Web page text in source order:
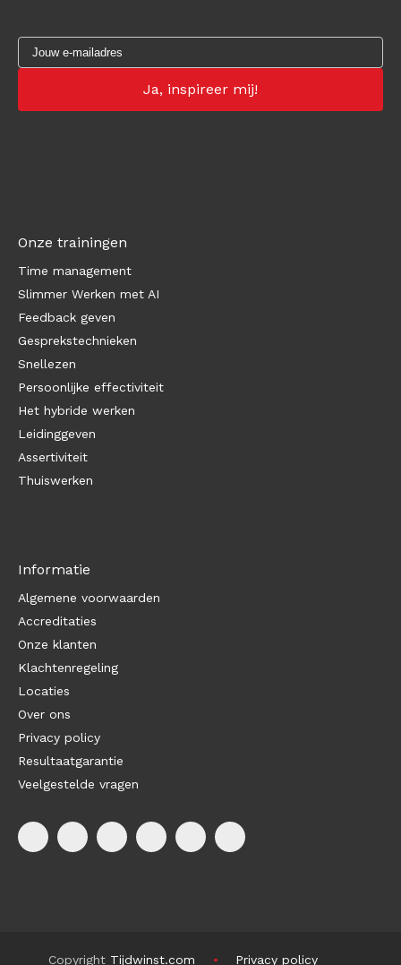
Onze trainingen
Time management
Slimmer Werken met AI
Feedback geven
Gesprekstechnieken
Snellezen
Persoonlijke effectiviteit
Het hybride werken
Leidinggeven
Assertiviteit
Thuiswerken
Informatie
Algemene voorwaarden
Accreditaties
Onze klanten
Klachtenregeling
Locaties
Over ons
Privacy policy
Resultaatgarantie
Veelgestelde vragen
Copyright Tijdwinst.com Privacy policy